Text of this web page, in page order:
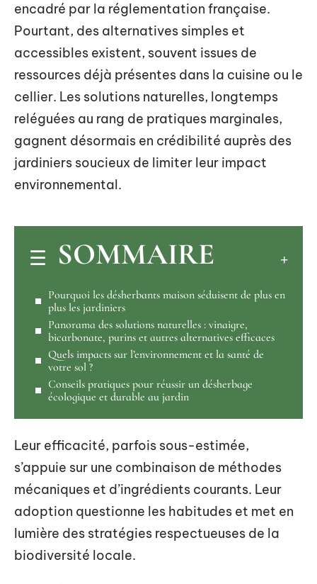
encadré par la réglementation française.
Pourtant, des alternatives simples et
accessibles existent, souvent issues de
ressources déjà présentes dans la cuisine ou le
cellier. Les solutions naturelles, longtemps
reléguées au rang de pratiques marginales,
gagnent désormais en crédibilité auprès des
jardiniers soucieux de limiter leur impact
environnemental.
SOMMAIRE
Pourquoi les désherbants maison séduisent de plus en
plus les jardiniers
Panorama des solutions naturelles : vinaigre,
bicarbonate, purins et autres alternatives efficaces
Quels impacts sur l’environnement et la santé de
votre sol ?
Conseils pratiques pour réussir un désherbage
écologique et durable au jardin
Leur efficacité, parfois sous-estimée,
s’appuie sur une combinaison de méthodes
mécaniques et d’ingrédients courants. Leur
adoption questionne les habitudes et met en
lumière des stratégies respectueuses de la
biodiversité locale.